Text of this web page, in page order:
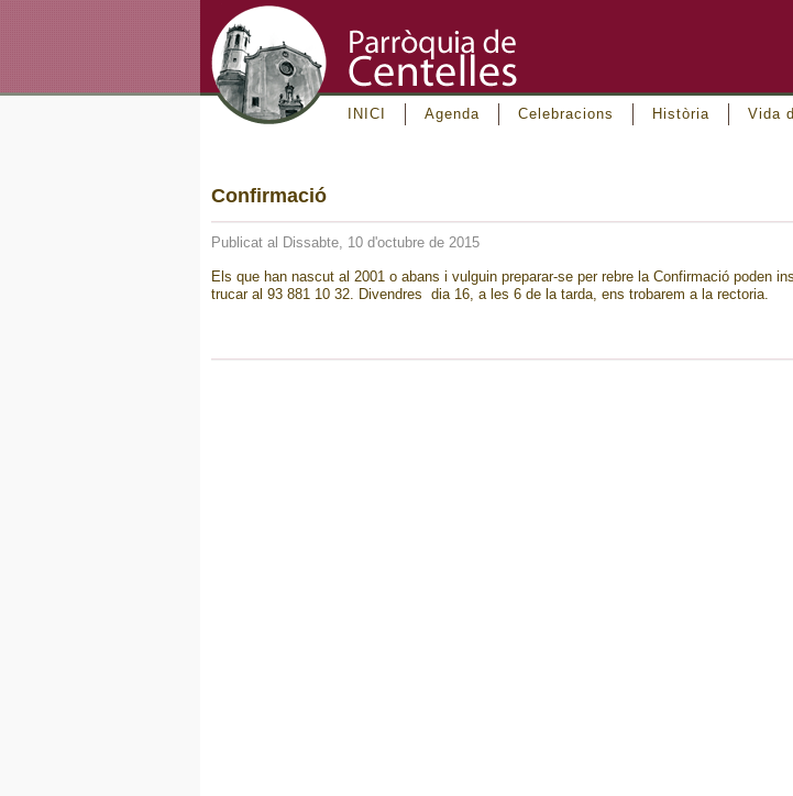
INICI Agenda Celebracions Història Vida
Confirmació
Publicat al Dissabte, 10 d'octubre de 2015
Els que han nascut al 2001 o abans i vulguin preparar-se per rebre la Confirmació poden
trucar al 93 881 10 32. Divendres dia 16, a les 6 de la tarda, ens trobarem a la rectoria.